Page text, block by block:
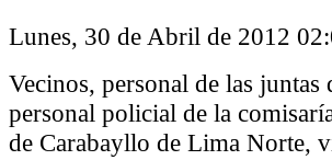
Lunes, 30 de Abril de 2012
Vecinos, personal de las
personal policial de la
de Carabayllo de Lima Norte,